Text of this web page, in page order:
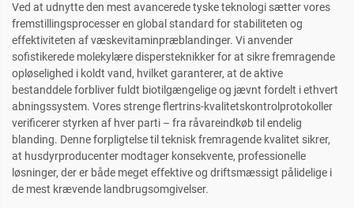
Ved at udnytte den mest avancerede tyske teknologi sætter vores
fremstillingsprocesser en global standard for stabiliteten og
effektiviteten af væskevitaminpræblandinger. Vi anvender
sofistikerede molekylære dispersteknikker for at sikre fremragende
opløselighed i koldt vand, hvilket garanterer, at de aktive
bestanddele forbliver fuldt biotilgængelige og jævnt fordelt i ethvert
abningssystem. Vores strenge flertrins-kvalitetskontrolprotokoller
verificerer styrken af hver parti – fra råvareindkøb til endelig
blanding. Denne forpligtelse til teknisk fremragende kvalitet sikrer,
at husdyrproducenter modtager konsekvente, professionelle
løsninger, der er både meget effektive og driftsmæssigt pålidelige i
de mest krævende landbrugsomgivelser.